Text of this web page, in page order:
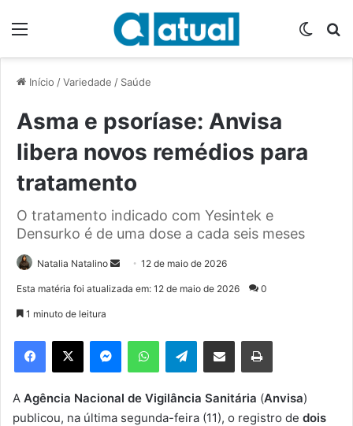
Início /Variedade / Saúde
Asma e psoríase: Anvisa
libera novos remédios para
tratamento
O tratamento indicado com Yesintek e
Densurko é de uma dose a cada seis meses
Natalia Natalino
e
m
e
-
12 de maio de 2026
Esta matéria foi atualizada em: 12 de maio de 2026 0
1 minuto de leitura
Telegram
A Agência Nacional de Vigilância Sanitária (Anvisa)
publicou, na última segunda-feira (11), o registro de dois